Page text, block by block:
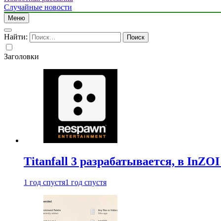
Случайные новости
Меню
Найти:
Заголовки
Titanfall 3 разрабатывается, в
1 год спустя1 год спустя